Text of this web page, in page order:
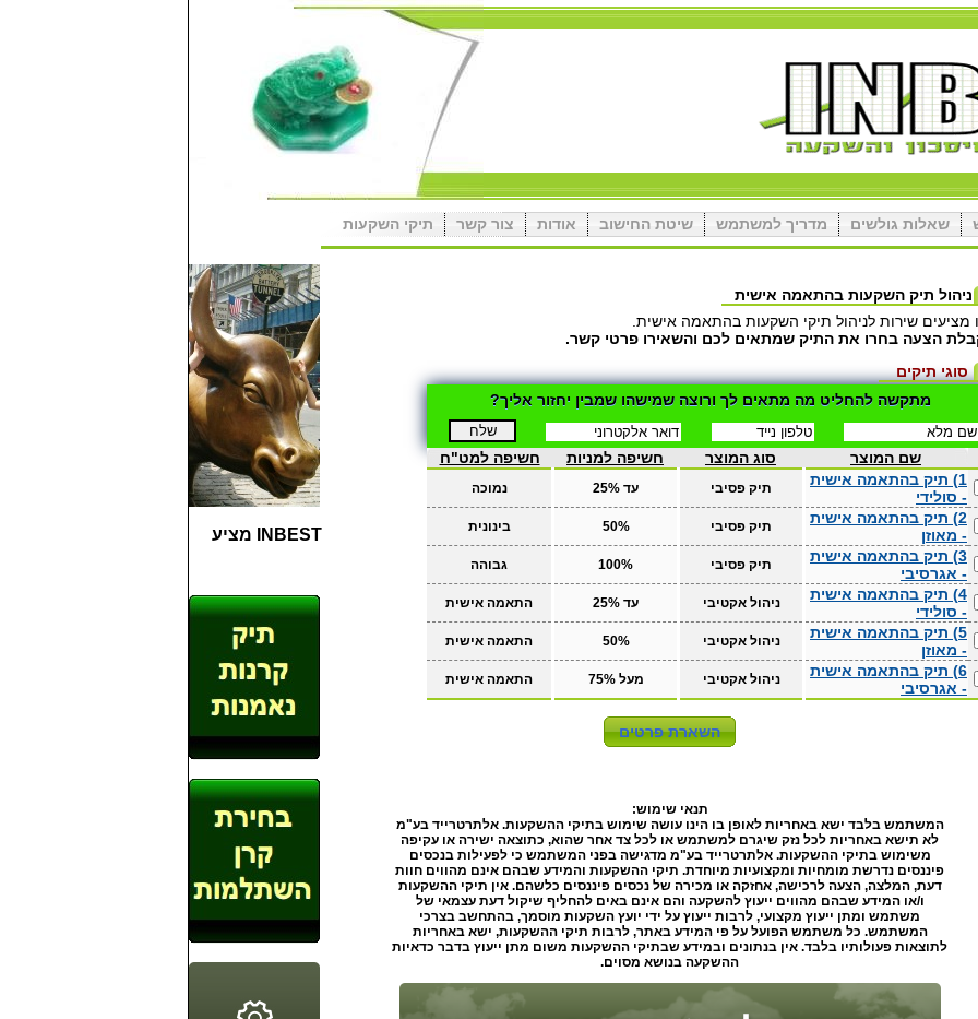
שאלות גולשים מדריך למשתמש שיטת החישוב אודות צור קשר תיקי השקעות
ניהול תיק השקעות בהתאמה אישית
מציעים שירות לניהול תיקי השקעות בהתאמה אישית.
הצעה בחרו את התיק שמתאים לכם והשאירו פרטי קשר.
סוגי תיקים
מתקשה להחליט מה מתאים לך ורוצה שמישהו שמבין יחזור אליך?
שם המוצר סוג המוצר חשיפה למניות
חשיפה למט"ח
1) תיק בהתאמה אישית
- סולידי
תיק פסיבי עד 25% נמוכה
2) תיק בהתאמה אישית
- מאוזן
תיק פסיבי 50% בינונית
3) תיק בהתאמה אישית
- אגרסיבי
תיק פסיבי 100% גבוהה
4) תיק בהתאמה אישית
- סולידי
ניהול אקטיבי עד 25% התאמה אישית
5) תיק בהתאמה אישית
- מאוזן
ניהול אקטיבי 50% התאמה אישית
6) תיק בהתאמה אישית
- אגרסיבי
ניהול אקטיבי מעל 75% התאמה אישית
תנאי שימוש:
המשתמש בלבד ישא באחריות לאופן בו הינו עושה שימוש בתיקי ההשקעות. אלתרטרייד בע"מ
לא תישא באחריות לכל נזק שיגרם למשתמש או לכל צד אחר שהוא, כתוצאה ישירה או עקיפה
משימוש בתיקי ההשקעות. אלתרטרייד בע"מ מדגישה בפני המשתמש כי לפעילות בנכסים
פיננסים נדרשת מומחיות ומקצועיות מיוחדת. תיקי ההשקעות והמידע שבהם אינם מהווים חוות
דעת, המלצה, הצעה לרכישה, אחזקה או מכירה של נכסים פיננסים כלשהם. אין תיקי ההשקעות
ו/או המידע שבהם מהווים ייעוץ להשקעה והם אינם באים להחליף שיקול דעת עצמאי של
משתמש ומתן ייעוץ מקצועי, לרבות ייעוץ על ידי יועץ השקעות מוסמך, בהתחשב בצרכי
המשתמש. כל משתמש הפועל על פי המידע באתר, לרבות תיקי ההשקעות, ישא באחריות
לתוצאות פעולותיו בלבד. אין בנתונים ובמידע שבתיקי ההשקעות משום מתן ייעוץ בדבר כדאיות
ההשקעה בנושא מסוים.
INBEST מציע